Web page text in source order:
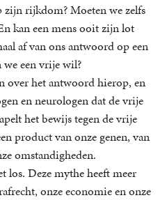
rijkdom? Moeten we zelfs
kan een mens ooit zijn lot
af van ons antwoord op een
we een vrije wil?
over het antwoord hierop, en
en neurologen dat de vrije
het bewijs tegen de vrije
product van onze genen, van
omstandigheden.
los. Deze mythe heeft meer
onze economie en onze